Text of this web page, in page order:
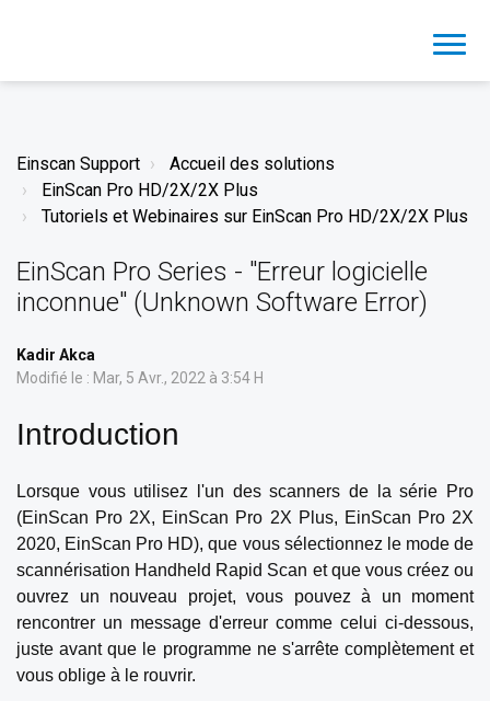
Einscan Support
Accueil des solutions
EinScan Pro HD/2X/2X Plus
Tutoriels et Webinaires sur EinScan Pro HD/2X/2X Plus
EinScan Pro Series - "Erreur logicielle
inconnue" (Unknown Software Error)
Kadir Akca
Modifié le : Mar, 5 Avr., 2022 à 3:54 H
Introduction
Lorsque vous utilisez l'un des scanners de la série Pro
(EinScan Pro 2X, EinScan Pro 2X Plus, EinScan Pro 2X
2020, EinScan Pro HD), que vous sélectionnez le mode de
scannérisation Handheld Rapid Scan et que vous créez ou
ouvrez un nouveau projet, vous pouvez à un moment
rencontrer un message d'erreur comme celui ci-dessous,
juste avant que le programme ne s'arrête complètement et
vous oblige à le rouvrir.